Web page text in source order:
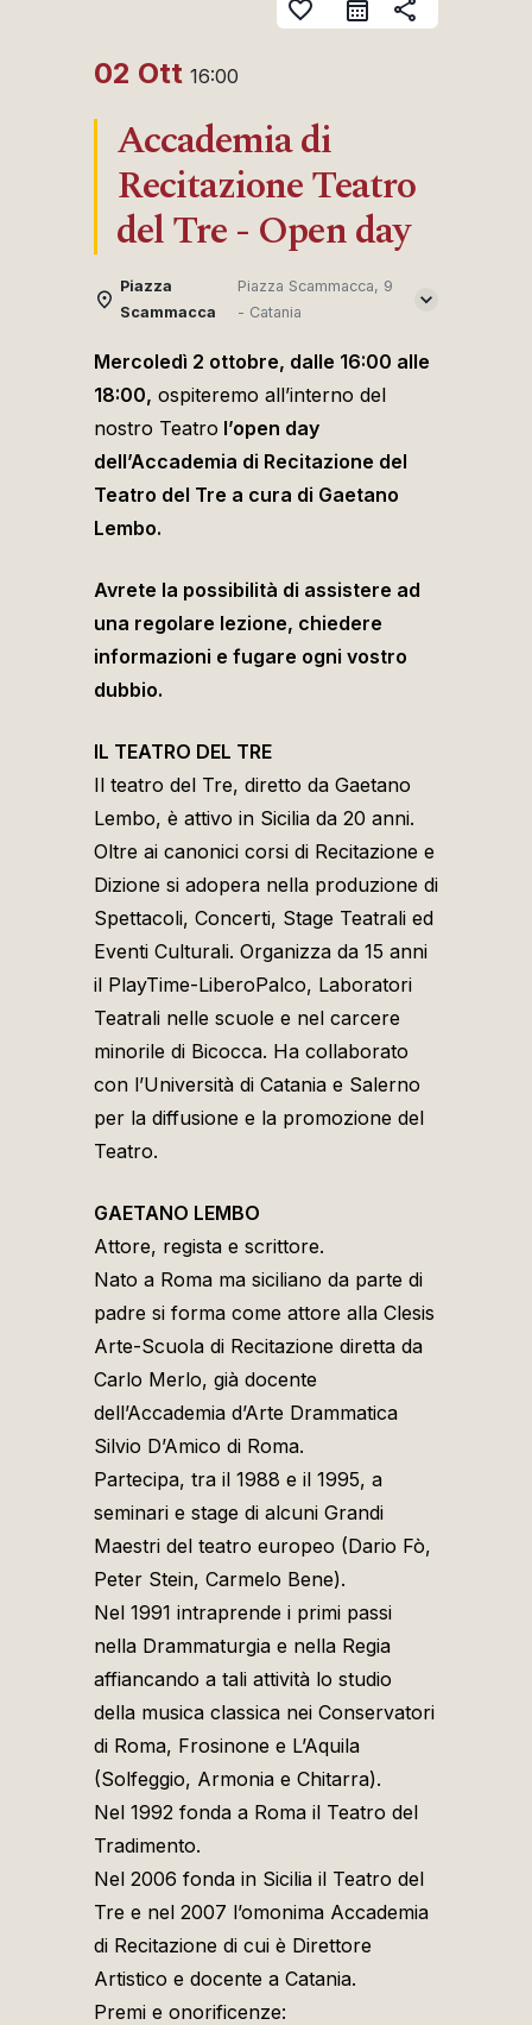
favorite_border share
02 Ott 16:00
Accademia di
Recitazione Teatro
del Tre - Open day
Piazza
Scammacca
Piazza Scammacca, 9
- Catania
Mercoledì 2 ottobre, dalle 16:00 alle
18:00, ospiteremo all’interno del
nostro Teatro l’open day
dell’Accademia di Recitazione del
Teatro del Tre a cura di Gaetano
Lembo.
Avrete la possibilità di assistere ad
una regolare lezione, chiedere
informazioni e fugare ogni vostro
dubbio.
IL TEATRO DEL TRE
Il teatro del Tre, diretto da Gaetano
Lembo, è attivo in Sicilia da 20 anni.
Oltre ai canonici corsi di Recitazione e
Dizione si adopera nella produzione di
Spettacoli, Concerti, Stage Teatrali ed
Eventi Culturali. Organizza da 15 anni
il PlayTime-LiberoPalco, Laboratori
Teatrali nelle scuole e nel carcere
minorile di Bicocca. Ha collaborato
con l’Università di Catania e Salerno
per la diffusione e la promozione del
Teatro.
GAETANO LEMBO
Attore, regista e scrittore.
Nato a Roma ma siciliano da parte di
padre si forma come attore alla Clesis
Arte-Scuola di Recitazione diretta da
Carlo Merlo, già docente
dell’Accademia d’Arte Drammatica
Silvio D’Amico di Roma.
Partecipa, tra il 1988 e il 1995, a
seminari e stage di alcuni Grandi
Maestri del teatro europeo (Dario Fò,
Peter Stein, Carmelo Bene).
Nel 1991 intraprende i primi passi
nella Drammaturgia e nella Regia
affiancando a tali attività lo studio
della musica classica nei Conservatori
di Roma, Frosinone e L’Aquila
(Solfeggio, Armonia e Chitarra).
Nel 1992 fonda a Roma il Teatro del
Tradimento.
Nel 2006 fonda in Sicilia il Teatro del
Tre e nel 2007 l’omonima Accademia
di Recitazione di cui è Direttore
Artistico e docente a Catania.
Premi e onorificenze: